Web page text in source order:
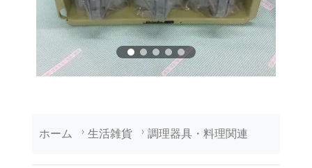
ホーム 生活雑貨 調理器具・料理関連